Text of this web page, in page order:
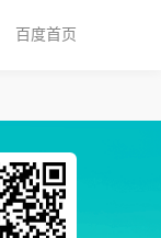
百度首页